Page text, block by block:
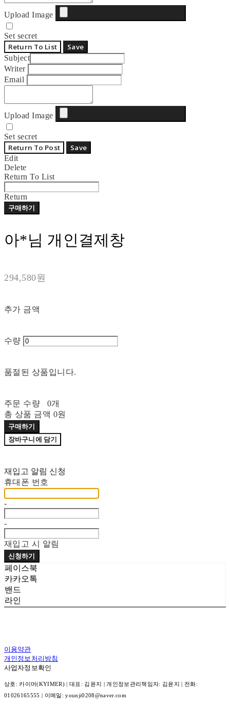
Upload Image
Set secret
Return To List Save
Subject
Writer
Email
Upload Image
Set secret
Return To Post Save
Edit
Delete
Return To List
Return
구매하기
아*님 개인결제창
294,580원
추가 금액
수량
품절된 상품입니다.
주문 수량
0개
총 상품 금액 0원
구매하기
장바구니에 담기
재입고 알림 신청
휴대폰 번호
-
-
재입고 시 알림
신청하기
페이스북
카카오톡
밴드
라인
이용약관
개인정보처리방침
사업자정보확인
상호: 카이머(KYIMER) | 대표: 김윤지 | 개인정보관리책임자: 김윤지 | 전화:
01026165555 | 이메일: younji0208@naver.com